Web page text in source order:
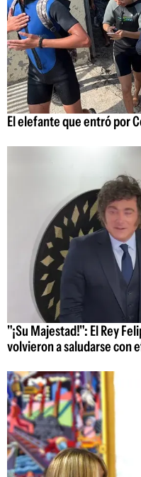
El elefante que entró por
"¡Su Majestad!": El Rey
volvieron a saludarse con